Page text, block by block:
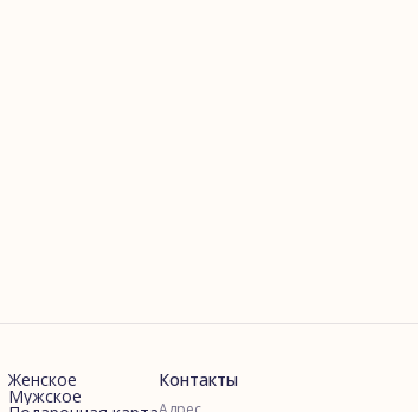
Женское
Мужское
Контакты